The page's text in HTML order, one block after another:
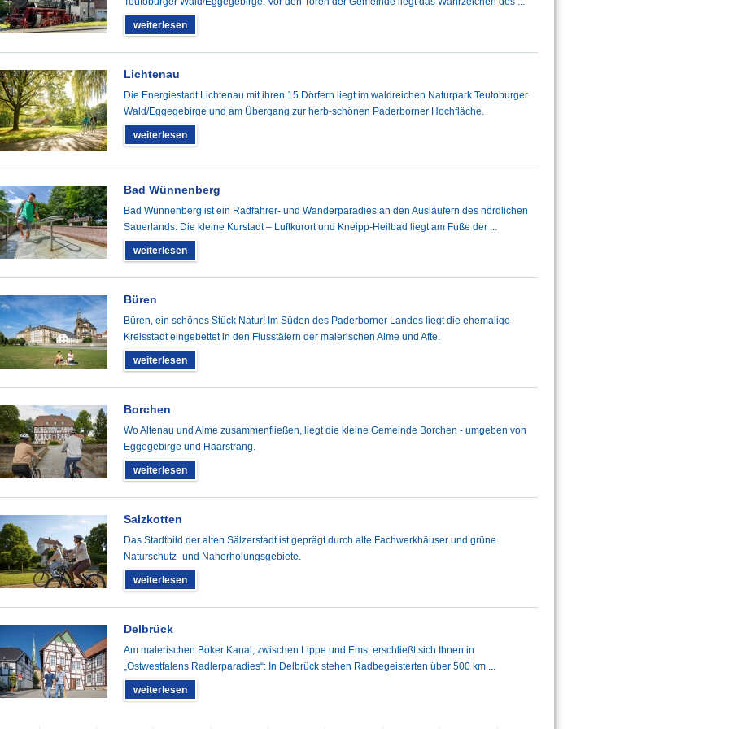
weiterlesen
Lichtenau
Die Energiestadt Lichtenau mit ihren 15 Dörfern liegt im waldreichen Naturpark Teutoburger
Wald/Eggegebirge und am Übergang zur herb-schönen Paderborner Hochfläche.
weiterlesen
Bad Wünnenberg
Bad Wünnenberg ist ein Radfahrer- und Wanderparadies an den Ausläufern des nördlichen
Sauerlands. Die kleine Kurstadt – Luftkurort und Kneipp-Heilbad liegt am Fuße der ...
weiterlesen
Büren
Büren, ein schönes Stück Natur! Im Süden des Paderborner Landes liegt die ehemalige
Kreisstadt eingebettet in den Flusstälern der malerischen Alme und Afte.
weiterlesen
Borchen
Wo Altenau und Alme zusammenfließen, liegt die kleine Gemeinde Borchen - umgeben von
Eggegebirge und Haarstrang.
weiterlesen
Salzkotten
Das Stadtbild der alten Sälzerstadt ist geprägt durch alte Fachwerkhäuser und grüne
Naturschutz- und Naherholungsgebiete.
weiterlesen
Delbrück
Am malerischen Boker Kanal, zwischen Lippe und Ems, erschließt sich Ihnen in
„Ostwestfalens Radlerparadies“: In Delbrück stehen Radbegeisterten über 500 km ...
weiterlesen